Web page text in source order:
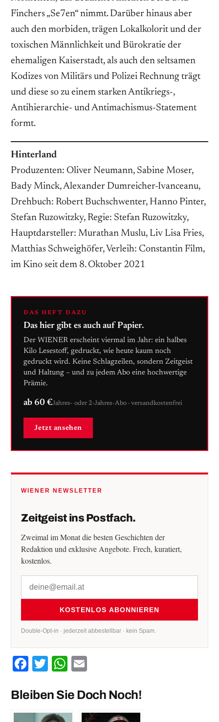
Finchers „Se7en“ nimmt. Darüber hinaus aber
auch den morbiden, trägen Lokalkolorit und der
toxischen Männlichkeit und Bürokratie der
ehemaligen Kaiserstadt, als auch den seltsamen
Kodizes von Militärs und Polizei Rechnung trägt
und diese so zu einem starken Antikriegs-,
Antihierarchie- und Antimachismus-Statement
formt.
Hinterland
Produzenten: Oliver Neumann, Sabine Moser,
Bady Minck, Alexander Dumreicher-Ivanceanu,
Drehbuch: Robert Buchschwenter, Hanno Pinter,
Stefan Ruzowitzky, Regie: Stefan Ruzowitzky,
Hauptdarsteller: Murathan Muslu, Liv Lisa Fries,
Matthias Schweighöfer, Verleih: Constantin Film,
im Kino seit dem 8. Oktober 2021
DAS HEFT DAZU
Das hier gibt es auch auf Papier.
Der WIENER erscheint viermal im Jahr: ein halbes
Kilo Lesestoff, gedruckt, wie heute kaum noch
gedruckt wird. Keine Schlagzeilen, sondern Zeitgeist
und Haltung – und zu jedem Abo eine hochwertige
Prämie.
ab 60 €Jahres- oder 2-Jahres-Abo · versandkostenfrei
Jetzt ansehen
WIENER NEWSLETTER
Zeitgeist ins Postfach.
Zweimal im Monat die besten Geschichten der
Redaktion und exklusive Angebote. Frech, kuratiert,
kostenlos.
KOSTENLOS ABONNIEREN
Double-Opt-in · jederzeit abbestellbar · kein Spam.
Facebook
TwitterWhatsApp
Bleiben Sie Doch Noch!